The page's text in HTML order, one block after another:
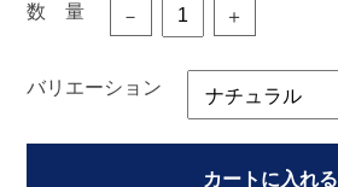
数 量 － ＋
バリエーション
カートに入れる